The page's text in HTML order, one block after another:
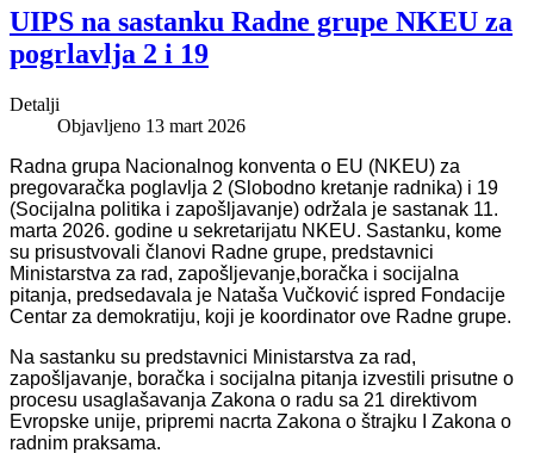
UIPS na sastanku Radne grupe NKEU za
pogrlavlja 2 i 19
Detalji
Objavljeno 13 mart 2026
Radna grupa Nacionalnog konventa o EU (NKEU) za
pregovaračka poglavlja 2 (Slobodno kretanje radnika) i 19
(Socijalna politika i zapošljavanje) održala je sastanak 11.
marta 2026. godine u sekretarijatu NKEU. Sastanku, kome
su prisustvovali članovi Radne grupe, predstavnici
Ministarstva za rad, zapošljevanje,boračka i socijalna
pitanja, predsedavala je Nataša Vučković ispred Fondacije
Centar za demokratiju, koji je koordinator ove Radne grupe.
Na sastanku su predstavnici Ministarstva za rad,
zapošljavanje, boračka i socijalna pitanja izvestili prisutne o
procesu usaglašavanja Zakona o radu sa 21 direktivom
Evropske unije, pripremi nacrta Zakona o štrajku I Zakona o
radnim praksama.